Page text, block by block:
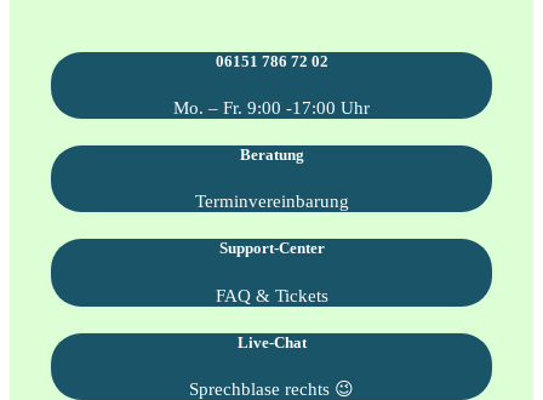
06151 786 72 02
Mo. – Fr. 9:00 -17:00 Uhr
Beratung
Terminvereinbarung
Support-Center
FAQ & Tickets
Live-Chat
Sprechblase rechts 😉